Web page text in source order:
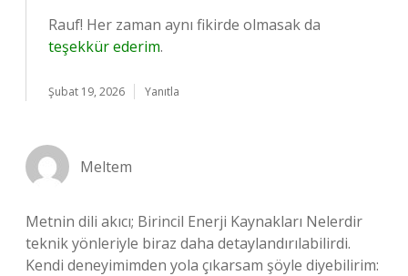
Rauf! Her zaman aynı fikirde olmasak da
teşekkür ederim.
Şubat 19, 2026 Yanıtla
Meltem
Metnin dili akıcı; Birincil Enerji Kaynakları Nelerdir
teknik yönleriyle biraz daha detaylandırılabilirdi.
Kendi deneyimimden yola çıkarsam şöyle diyebilirim: